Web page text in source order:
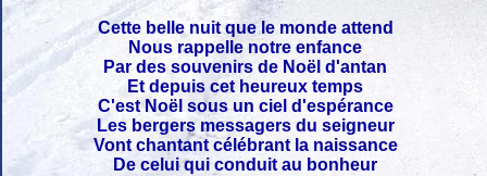
Cette belle nuit que le monde attend
Nous rappelle notre enfance
Par des souvenirs de Noël d'antan
Et depuis cet heureux temps
C'est Noël sous un ciel d'espérance
Les bergers messagers du seigneur
Vont chantant célébrant la naissance
De celui qui conduit au bonheur